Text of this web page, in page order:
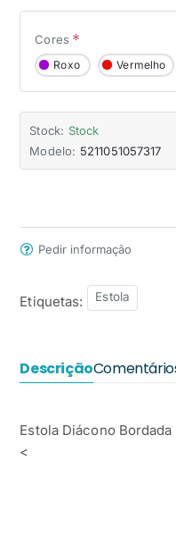
Stock: Stock
Modelo: 5211051057317
Cores
Roxo Vermelho
Pedir informação
Etiquetas: Estola
Descrição
Estola Diácono Bordada
<